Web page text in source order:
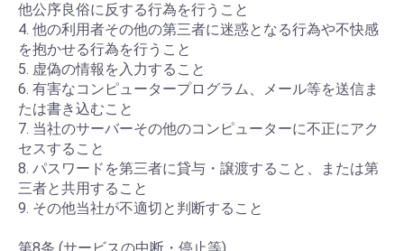
他公序良俗に反する行為を行うこと
4. 他の利用者その他の第三者に迷惑となる行為や不快感
を抱かせる行為を行うこと
5. 虚偽の情報を入力すること
6. 有害なコンピュータープログラム、メール等を送信ま
たは書き込むこと
7. 当社のサーバーその他のコンピューターに不正にアク
セスすること
8. パスワードを第三者に貸与・譲渡すること、または第
三者と共用すること
9. その他当社が不適切と判断すること